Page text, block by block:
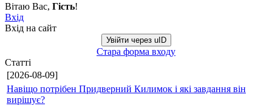
Вітаю Вас, Гість!
Вхід
Вхід на сайт
Увійти через uID
Стара форма входу
Статті
[2026-08-09]
Навіщо потрібен Придверний Килимок і які завдання він
вирішує?